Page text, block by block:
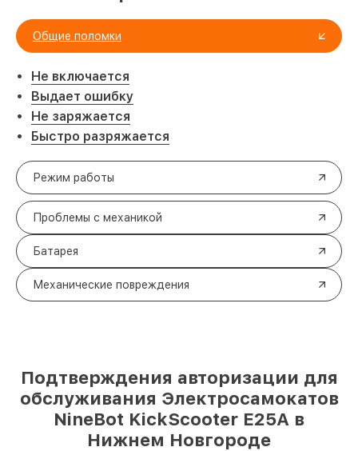
Общие поломки
Не включается
Выдает ошибку
Не заряжается
Быстро разряжается
Режим работы
Проблемы с механикой
Батарея
Механические повреждения
Подтверждения авторизации для
обслуживания Электросамокатов
NineBot KickScooter E25A в
Нижнем Новгороде